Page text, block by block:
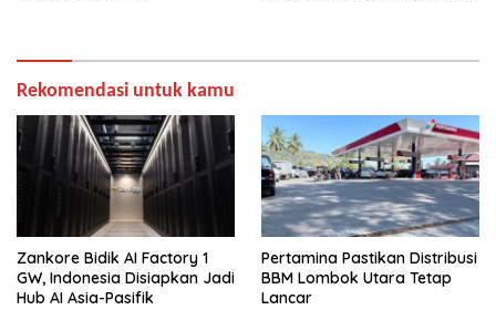
Rekomendasi untuk kamu
Zankore Bidik AI Factory 1
GW, Indonesia Disiapkan Jadi
Hub AI Asia-Pasifik
Pertamina Pastikan Distribusi
BBM Lombok Utara Tetap
Lancar